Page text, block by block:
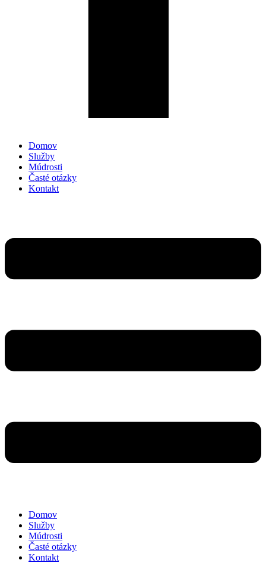
Domov
Služby
Múdrosti
Časté otázky
Kontakt
Domov
Služby
Múdrosti
Časté otázky
Kontakt